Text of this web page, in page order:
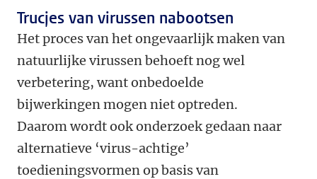
Trucjes van virussen nabootsen
Het proces van het ongevaarlijk maken van
natuurlijke virussen behoeft nog wel
verbetering, want onbedoelde
bijwerkingen mogen niet optreden.
Daarom wordt ook onderzoek gedaan naar
alternatieve ‘virus-achtige’
toedieningsvormen op basis van